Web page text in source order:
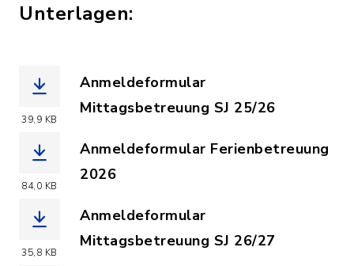
Unterlagen:
39,9 KB
Anmeldeformular
Mittagsbetreuung SJ 25/26
84,0 KB
Anmeldeformular Ferienbetreuung
2026
35,8 KB
Anmeldeformular
Mittagsbetreuung SJ 26/27